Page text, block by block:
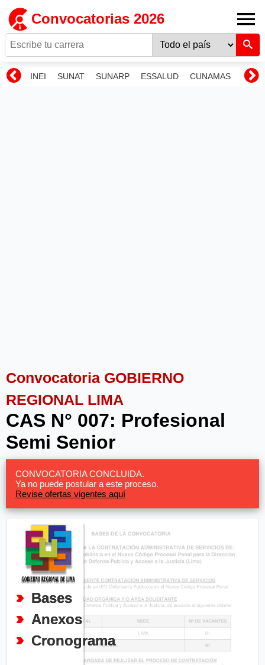
Convocatorias 2026
INEI SUNAT SUNARP ESSALUD CUNAMAS
Convocatoria GOBIERNO
REGIONAL LIMA
CAS N° 007: Profesional
Semi Senior
CONVOCATORIA CONCLUIDA.
Ya no puede postular a este proceso.
Revise ofertas vigentes aquí
Bases
Anexos
Cronograma